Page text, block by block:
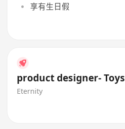
享有生日假
product designer- Toys
Eternity